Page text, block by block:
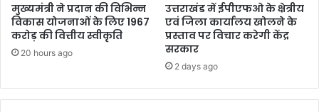
मुख्यमंत्री ने प्रदान की विभिन्न
विकास योजनाओं के लिए 1967
करोड़ की वित्तीय स्वीकृति
20 hours ago
उत्तराखंड में ईपीएफओ के क्षेत्रीय
एवं जिला कार्यालय खोलने के
प्रस्ताव पर विचार करेगी केंद्र
सरकार
2 days ago